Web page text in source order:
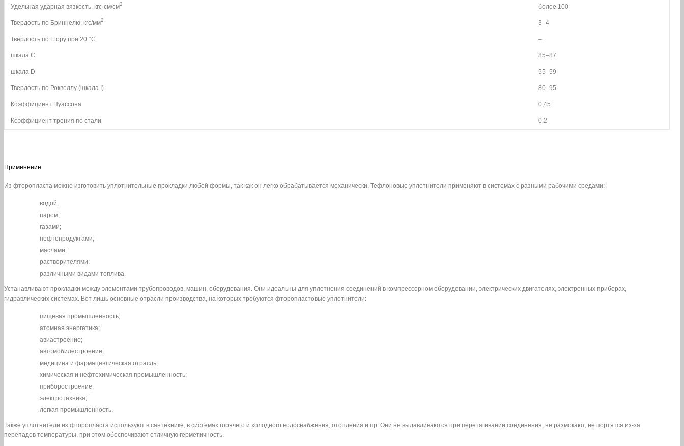
Удельная ударная вязкость, кгс·см/см2 более 100
Твердость по Бриннелю, кгс/мм2 3–4
Твердость по Шору при 20 °С: –
шкала С 85–87
шкала D 55–59
Твердость по Роквеллу (шкала I) 80–95
Коэффициент Пуассона 0,45
Коэффициент трения по стали 0,2
Применение
Из фторопласта можно изготовить уплотнительные прокладки любой формы, так как он легко обрабатывается механически. Тефлоновые уплотнители применяют в системах с разными рабочими средами:
водой;
паром;
газами;
нефтепродуктами;
маслами;
растворителями;
различными видами топлива.
Устанавливают прокладки между элементами трубопроводов, машин, оборудования. Они идеальны для уплотнения соединений в компрессорном оборудовании, электрических двигателях, электронных приборах,
гидравлических системах. Вот лишь основные отрасли производства, на которых требуются фторопластовые уплотнители:
пищевая промышленность;
атомная энергетика;
авиастроение;
автомобилестроение;
медицина и фармацевтическая отрасль;
химическая и нефтехимическая промышленность;
приборостроение;
электротехника;
легкая промышленность.
Также уплотнители из фторопласта используют в сантехнике, в системах горячего и холодного водоснабжения, отопления и пр. Они не выдавливаются при перетягивании соединения, не размокают, не портятся из-за
перепадов температуры, при этом обеспечивают отличную герметичность.